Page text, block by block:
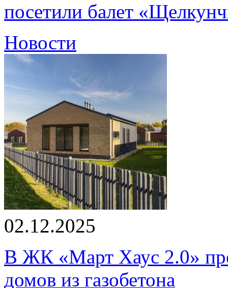
посетили балет
Новости
02.12.2025
В ЖК «Март Хаус 2.0»
домов из газобетона